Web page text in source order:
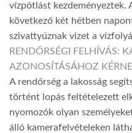
vízpótlást kezdeményeztek.
következő két hétben
szivattyúznak vizet a
RENDŐRSÉGI FELHÍVÁS:
AZONOSÍTÁSÁHOZ
A rendőrség a lakosság
történt lopás feltételezett
nyomozók olyan
álló kamerafelvételeken